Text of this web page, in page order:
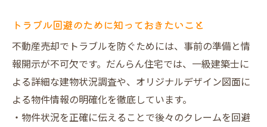
トラブル回避のために知っておきたいこと
不動産売却でトラブルを防ぐためには、事前の準備と情
報開示が不可欠です。だんらん住宅では、一級建築士に
よる詳細な建物状況調査や、オリジナルデザイン図面に
よる物件情報の明確化を徹底しています。
・物件状況を正確に伝えることで後々のクレームを回避